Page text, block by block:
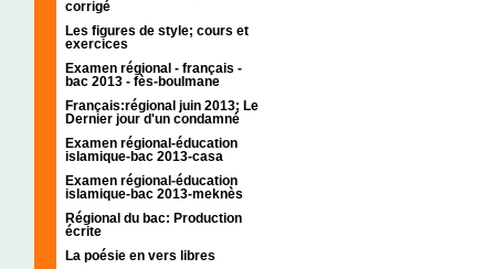
corrigé
Les figures de style; cours et
exercices
Examen régional - français -
bac 2013 - fès-boulmane
Français:régional juin 2013; Le
Dernier jour d'un condamné
Examen régional-éducation
islamique-bac 2013-casa
Examen régional-éducation
islamique-bac 2013-meknès
Régional du bac: Production
écrite
La poésie en vers libres